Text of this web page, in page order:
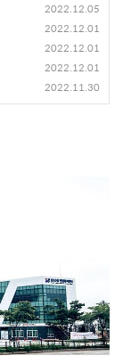
2022.12.05
2022.12.01
2022.12.01
2022.12.01
2022.11.30